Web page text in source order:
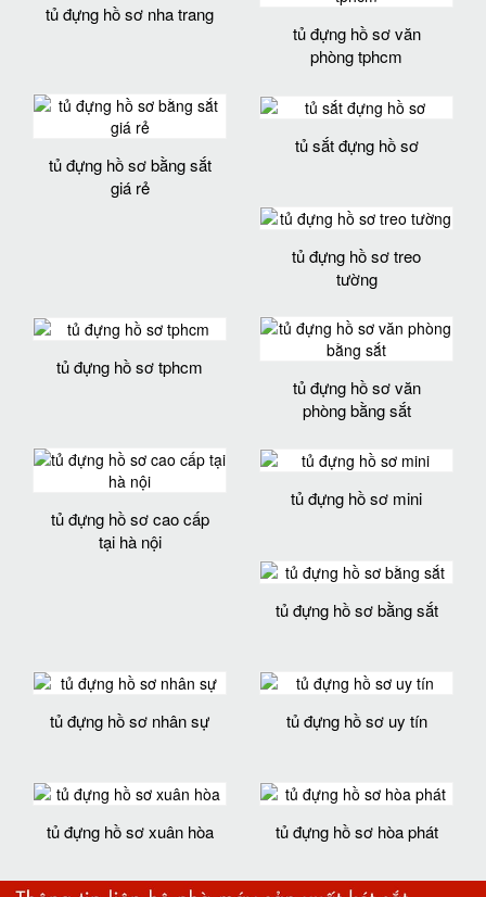
tủ đựng hồ sơ nha trang
tủ đựng hồ sơ văn
phòng tphcm
tủ đựng hồ sơ bằng sắt
giá rẻ
tủ sắt đựng hồ sơ
tủ đựng hồ sơ treo
tường
tủ đựng hồ sơ tphcm
tủ đựng hồ sơ văn
phòng bằng sắt
tủ đựng hồ sơ cao cấp
tại hà nội
tủ đựng hồ sơ mini
tủ đựng hồ sơ bằng sắt
tủ đựng hồ sơ nhân sự tủ đựng hồ sơ uy tín
tủ đựng hồ sơ xuân hòa tủ đựng hồ sơ hòa phát